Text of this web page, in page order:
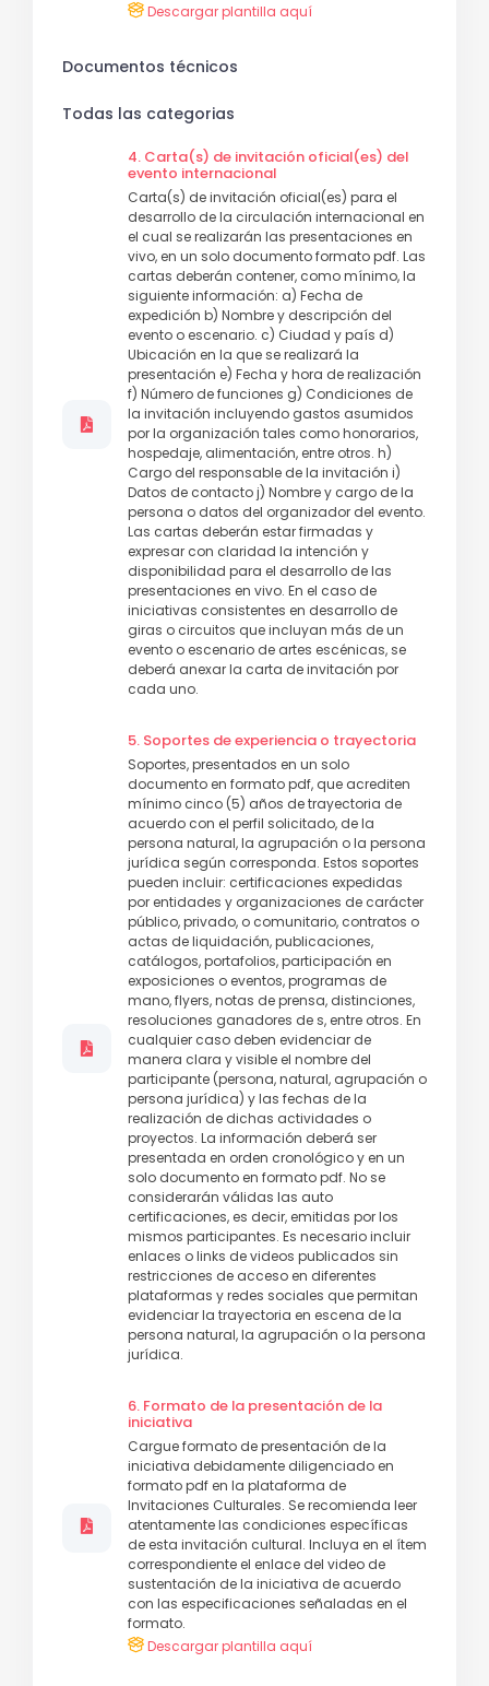
Descargar plantilla aquí
Documentos técnicos
Todas las categorias
4. Carta(s) de invitación oficial(es) del
evento internacional
Carta(s) de invitación oficial(es) para el
desarrollo de la circulación internacional en
el cual se realizarán las presentaciones en
vivo, en un solo documento formato pdf. Las
cartas deberán contener, como mínimo, la
siguiente información: a) Fecha de
expedición b) Nombre y descripción del
evento o escenario. c) Ciudad y país d)
Ubicación en la que se realizará la
presentación e) Fecha y hora de realización
f) Número de funciones g) Condiciones de
la invitación incluyendo gastos asumidos
por la organización tales como honorarios,
hospedaje, alimentación, entre otros. h)
Cargo del responsable de la invitación i)
Datos de contacto j) Nombre y cargo de la
persona o datos del organizador del evento.
Las cartas deberán estar firmadas y
expresar con claridad la intención y
disponibilidad para el desarrollo de las
presentaciones en vivo. En el caso de
iniciativas consistentes en desarrollo de
giras o circuitos que incluyan más de un
evento o escenario de artes escénicas, se
deberá anexar la carta de invitación por
cada uno.
5. Soportes de experiencia o trayectoria
Soportes, presentados en un solo
documento en formato pdf, que acrediten
mínimo cinco (5) años de trayectoria de
acuerdo con el perfil solicitado, de la
persona natural, la agrupación o la persona
jurídica según corresponda. Estos soportes
pueden incluir: certificaciones expedidas
por entidades y organizaciones de carácter
público, privado, o comunitario, contratos o
actas de liquidación, publicaciones,
catálogos, portafolios, participación en
exposiciones o eventos, programas de
mano, flyers, notas de prensa, distinciones,
resoluciones ganadores de s, entre otros. En
cualquier caso deben evidenciar de
manera clara y visible el nombre del
participante (persona, natural, agrupación o
persona jurídica) y las fechas de la
realización de dichas actividades o
proyectos. La información deberá ser
presentada en orden cronológico y en un
solo documento en formato pdf. No se
considerarán válidas las auto
certificaciones, es decir, emitidas por los
mismos participantes. Es necesario incluir
enlaces o links de videos publicados sin
restricciones de acceso en diferentes
plataformas y redes sociales que permitan
evidenciar la trayectoria en escena de la
persona natural, la agrupación o la persona
jurídica.
6. Formato de la presentación de la
iniciativa
Cargue formato de presentación de la
iniciativa debidamente diligenciado en
formato pdf en la plataforma de
Invitaciones Culturales. Se recomienda leer
atentamente las condiciones específicas
de esta invitación cultural. Incluya en el ítem
correspondiente el enlace del video de
sustentación de la iniciativa de acuerdo
con las especificaciones señaladas en el
formato.
Descargar plantilla aquí